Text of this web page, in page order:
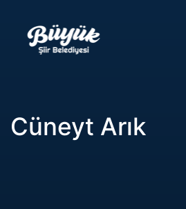
Cüneyt Arık